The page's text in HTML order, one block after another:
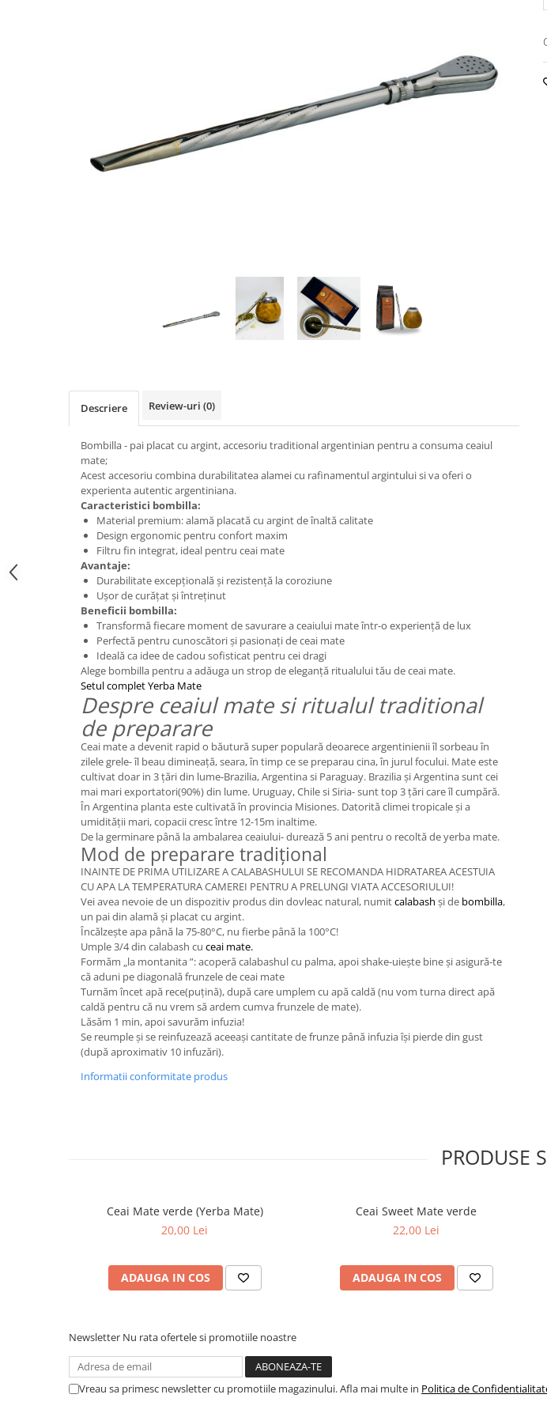
Descriere Review-uri (0)
Bombilla - pai placat cu argint, accesoriu traditional argentinian pentru a consuma ceaiul
mate;
Acest accesoriu combina durabilitatea alamei cu rafinamentul argintului si va oferi o
experienta autentic argentiniana.
Caracteristici bombilla:
Material premium: alamă placată cu argint de înaltă calitate
Design ergonomic pentru confort maxim
Filtru fin integrat, ideal pentru ceai mate
Avantaje:
Durabilitate excepțională și rezistență la coroziune
Ușor de curățat și întreținut
Beneficii bombilla:
Transformă fiecare moment de savurare a ceaiului mate într-o experiență de lux
Perfectă pentru cunoscători și pasionați de ceai mate
Ideală ca idee de cadou sofisticat pentru cei dragi
Alege bombilla pentru a adăuga un strop de eleganță ritualului tău de ceai mate.
Setul complet Yerba Mate
Despre ceaiul mate si ritualul traditional
de preparare
Ceai mate a devenit rapid o băutură super populară deoarece argentinienii îl sorbeau în
zilele grele- îl beau dimineață, seara, în timp ce se preparau cina, în jurul focului. Mate este
cultivat doar in 3 țări din lume-Brazilia, Argentina si Paraguay. Brazilia și Argentina sunt cei
mai mari exportatori(90%) din lume. Uruguay, Chile si Siria- sunt top 3 țări care îl cumpără.
În Argentina planta este cultivată în provincia Misiones. Datorită climei tropicale și a
umidității mari, copacii cresc între 12-15m inaltime.
De la germinare până la ambalarea ceaiului- durează 5 ani pentru o recoltă de yerba mate.
Mod de preparare tradițional
INAINTE DE PRIMA UTILIZARE A CALABASHULUI SE RECOMANDA HIDRATAREA ACESTUIA
CU APA LA TEMPERATURA CAMEREI PENTRU A PRELUNGI VIATA ACCESORIULUI!
Vei avea nevoie de un dispozitiv produs din dovleac natural, numitcalabash și de bombilla,
un pai din alamă și placat cu argint.
Încălzește apa până la 75-80°C, nu fierbe până la 100°C!
Umple 3/4 din calabash cu ceai mate.
Formăm „la montanita ”: acoperă calabashul cu palma, apoi shake-uiește bine și asigură-te
că aduni pe diagonală frunzele de ceai mate
Turnăm încet apă rece(puțină), după care umplem cu apă caldă (nu vom turna direct apă
caldă pentru că nu vrem să ardem cumva frunzele de mate).
Lăsăm 1 min, apoi savurăm infuzia!
Se reumple și se reinfuzează aceeași cantitate de frunze până infuzia își pierde din gust
(după aproximativ 10 infuzări).
Informatii conformitate produs
PRODUSE
Ceai Mate verde (Yerba Mate)
20,00 Lei
ADAUGA IN COS
Ceai Sweet Mate verde
22,00 Lei
ADAUGA IN COS
Newsletter Nu rata ofertele si promotiile noastre
Vreau sa primesc newsletter cu promotiile magazinului. Afla mai multe in Politica de